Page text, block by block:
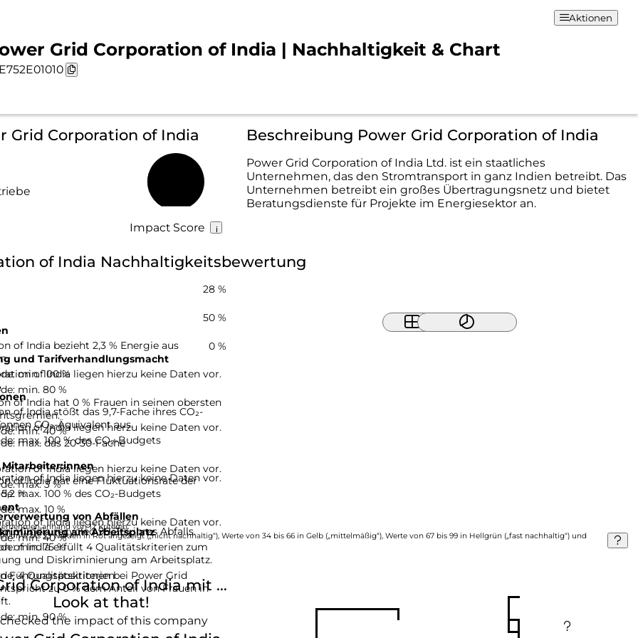
Grid Corporation of India | Nachhaltigkeit & Chart
Aktionen
Grid Corporation of India
Impact Score
Beschreibung Power Grid Corporation of India
Power Grid Corporation of India Ltd. ist ein staatliches
Unternehmen, das den Stromtransport in ganz Indien betreibt. Das
Unternehmen betreibt ein großes Übertragungsnetz und bietet
Beratungsdienste für Projekte im Energiesektor an.
of India Nachhaltigkeitsbewertung
28 %
of India bezieht 2,3 % Energie aus
min. 100 %
of India stößt das 9,7-Fache ihres CO₂-
CO₂-Äquivalent aus.
max. 100 % des CO₂-Budgets
of India liegen hierzu keine Daten vor.
max. 100 % des CO₂-Budgets
von Abfällen
of India recycled 99,2 % ihres Abfalls.
min. 75 %
50 %
und Tarifverhandlungsmacht
of India liegen hierzu keine Daten vor.
min. 80 %
of India liegen hierzu keine Daten vor.
max. das 20-30-Fache
of India hat eine Fluktuationsrate der
%.
max. 10 %
am Arbeitsplatz
of India erfüllt 4 Qualitätskriterien zum
und Diskriminierung am Arbeitsplatz.
4 Qualitätskriterien
0 %
of India hat 0 % Frauen in seinen obersten
min. 40 %
of India liegen hierzu keine Daten vor.
max. 3 %
of India liegen hierzu keine Daten vor.
min. 40 %
Führungspositionen bei Power Grid
zu 0 % dem Anteil von Frauen in
min. 90 %
anhand von 12 Kriteren.
von 0 bis 33 werden in Rot angezeigt („nicht nachhaltig“), Werte von 34 bis 66 in Gelb („mittelmäßig“), Werte von 67 bis 99 in Hellgrün („fast nachhaltig“) und
Look at that!
the impact of this company
Corporation of India mit ...